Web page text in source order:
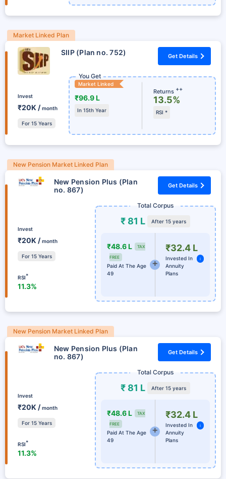
Market Linked Plan
SIIP (Plan no. 752) Get Details
Invest
₹20K /month
For 15 Years
You Get
Market Linked
₹96.9 L
In 15th Year
Returns ++
13.5%
RSI *
New Pension Market Linked Plan
New Pension Plus (Plan
no. 867)
Get Details
Invest
₹20K /month
For 15 Years
RSI*
11.3%
Total Corpus
₹ 81 L After 15 years
₹48.6 L TAX
FREE
Paid At The Age
49
₹32.4 L
Invested In
Annuity
Plans
i
New Pension Market Linked Plan
New Pension Plus (Plan
no. 867)
Get Details
Invest
₹20K /month
For 15 Years
RSI*
11.3%
Total Corpus
₹ 81 L After 15 years
₹48.6 L TAX
FREE
Paid At The Age
49
₹32.4 L
Invested In
Annuity
Plans
i